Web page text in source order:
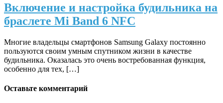
Включение и настройка будильника на
браслете Mi Band 6 NFC
Многие владельцы смартфонов Samsung Galaxy постоянно
пользуются своим умным спутником жизни в качестве
будильника. Оказалась это очень востребованная функция,
особенно для тех, […]
Оставьте комментарий